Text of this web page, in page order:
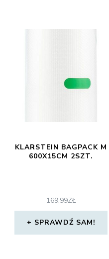
KLARSTEIN BAGPACK M
600X15CM 2SZT.
169,99ZŁ
SPRAWDŹ SAM!